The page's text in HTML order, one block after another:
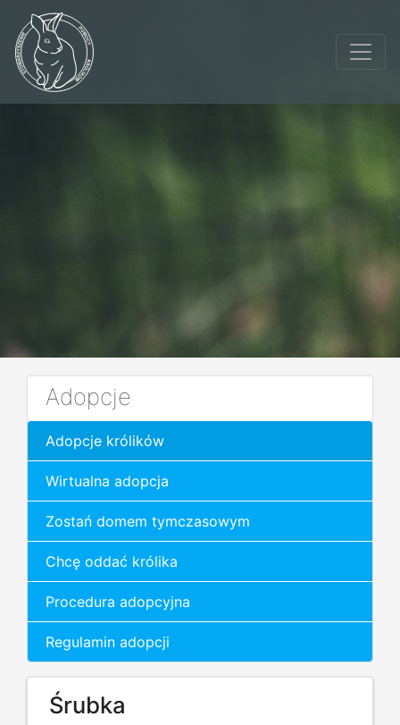
Adopcje
Adopcje królików
Wirtualna adopcja
Zostań domem tymczasowym
Chcę oddać królika
Procedura adopcyjna
Regulamin adopcji
Śrubka